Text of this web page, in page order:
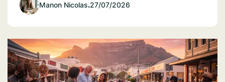
Manon Nicolas.27/07/2026